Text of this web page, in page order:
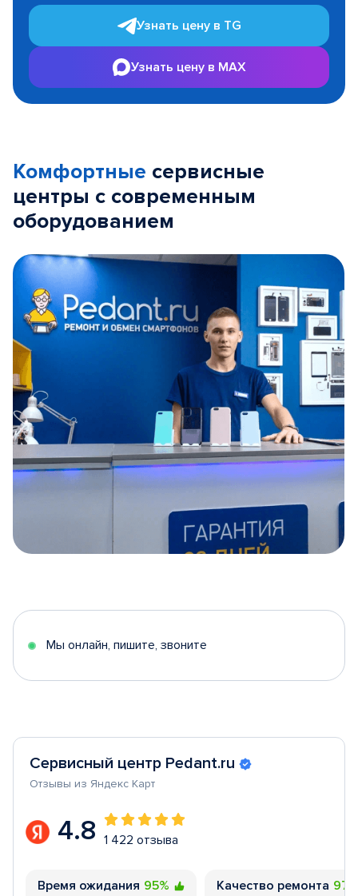
Узнать цену в TG
Узнать цену в MAX
Комфортные сервисные
центры с современным
оборудованием
5
Мы онлайн, пишите, звоните
Сервисный центр Pedant.ru
Отзывы из Яндекс Карт
4.8 1 422 отзыва
Время ожидания 95% Качество ремонта